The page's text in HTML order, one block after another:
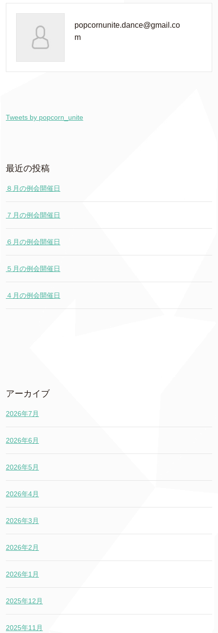
popcornunite.dance@gmail.co
m
Tweets by popcorn_unite
最近の投稿
８月の例会開催日
７月の例会開催日
６月の例会開催日
５月の例会開催日
４月の例会開催日
アーカイブ
2026年7月
2026年6月
2026年5月
2026年4月
2026年3月
2026年2月
2026年1月
2025年12月
2025年11月